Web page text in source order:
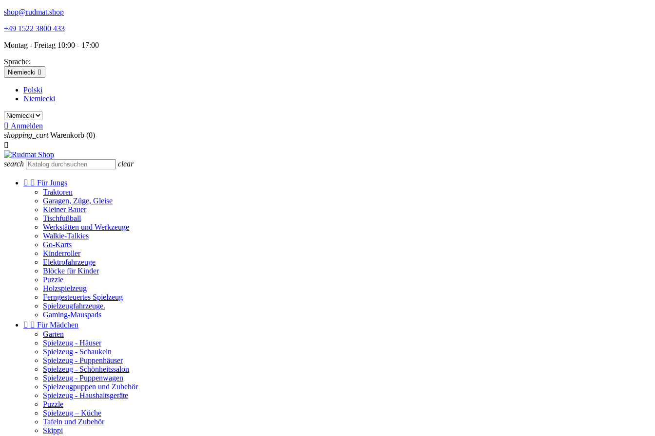
shop@rudmat.shop
+49 1522 3800 433
Montag - Freitag 10:00 - 17:00
Sprache:
Niemiecki 
Polski
Niemiecki
 Anmelden
shopping_cart Warenkorb (0)

search clear
  Für Jungs
Traktoren
Garagen, Züge, Gleise
Kleiner Bauer
Tischfußball
Werkstätten und Werkzeuge
Walkie-Talkies
Go-Karts
Kinderroller
Elektrofahrzeuge
Blöcke für Kinder
Puzzle
Holzspielzeug
Ferngesteuertes Spielzeug
Spielzeugfahrzeuge.
Gaming-Mauspads
  Für Mädchen
Garten
Spielzeug - Häuser
Spielzeug - Schaukeln
Spielzeug - Puppenhäuser
Spielzeug - Schönheitssalon
Spielzeug - Puppenwagen
Spielzeugpuppen und Zubehör
Spielzeug - Haushaltsgeräte
Puzzle
Spielzeug – Küche
Tafeln und Zubehör
Skippi